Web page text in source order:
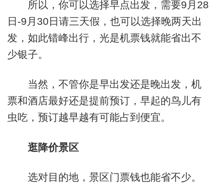
所以，你可以选择早点出发，需要9月28
日-9月30日请三天假，也可以选择晚两天出
发，如此错峰出行，光是机票钱就能省出不
少银子。
当然，不管你是早出发还是晚出发，机
票和酒店最好还是提前预订，早起的鸟儿有
虫吃，预订越早越有可能占到便宜。
逛降价景区
选对目的地，景区门票钱也能省不少。